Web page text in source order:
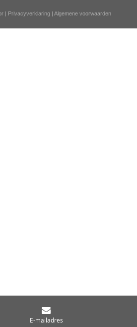
| Privacyverklaring | Algemene voorwaarden
E-mailadres